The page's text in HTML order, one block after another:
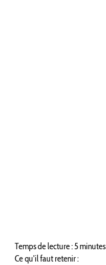
Temps de lecture : 5 minutes
Ce qu'il faut retenir :